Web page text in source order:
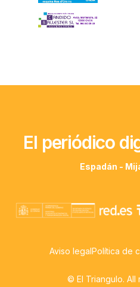
El periódico
Espadán -
Aviso legalPolítica de
© El Triangulo. All